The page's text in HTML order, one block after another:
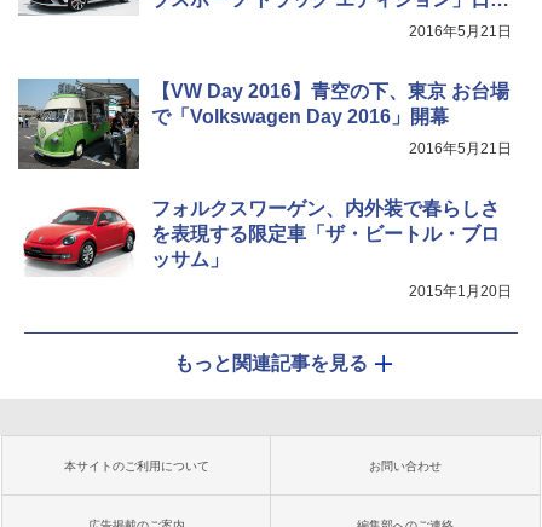
2016年5月21日
【VW Day 2016】青空の下、東京 お台場
で「Volkswagen Day 2016」開幕
2016年5月21日
フォルクスワーゲン、内外装で春らしさ
を表現する限定車「ザ・ビートル・ブロ
ッサム」
2015年1月20日
もっと関連記事を見る
本サイトのご利用について お問い合わせ